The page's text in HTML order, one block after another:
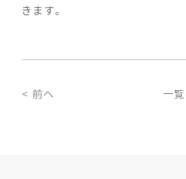
きます。
< 前へ 一